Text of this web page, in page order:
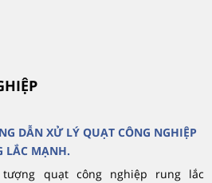
DẪN XỬ LÝ QUẠT CÔNG NGHIỆP
LẮC MẠNH.
tượng quạt công nghiệp rung lắc